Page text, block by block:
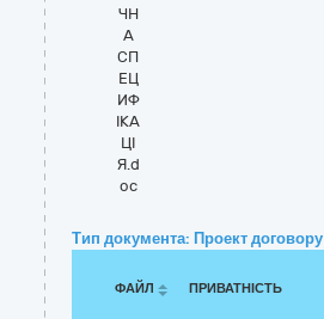
ЧН
А
СП
ЕЦ
ИФ
ІКА
ЦІ
Я.d
oc
Тип документа: Проект договору
ФАЙЛ ПРИВАТНІСТЬ